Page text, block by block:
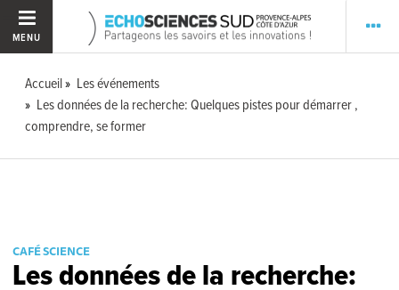
MENU
Accueil
Les événements
Les données de la recherche: Quelques pistes pour démarrer ,
comprendre, se former
CAFÉ SCIENCE
Les données de la recherche: